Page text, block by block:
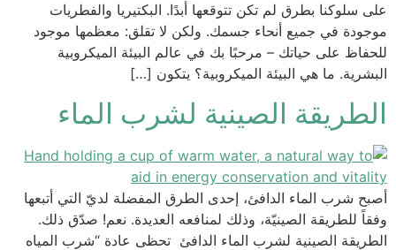
على سلوكنا بطرق لم تكن تتوقعها أبدًا. البكتيريا والفطريات
موجودة في جميع أنحاء جسمك. ولكن لا تقلق: معظمها موجود
للحفاظ على حياتك – مرحبًا بك في عالم البيئة الميكروبية
البشرية. ما هي البيئة الميكروبية؟ يتكون […]
الطريقة الصينية لشرب الماء
أصبح شرب الماء الدافئ، إحدى الطرق المفضلة لديّ التي أتبعها
وفقاً للطريقة الصينيّة، وذلك لمنافعه العديدة. نعم! صدّق ذلك.
الطريقة الصينية لشرب الماء الدافئ تحظى عادة “شرب المياه